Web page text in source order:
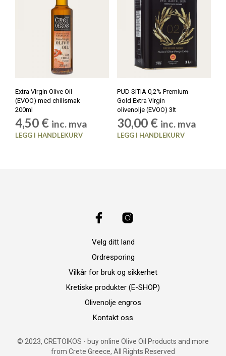
Extra Virgin Olive Oil
(EVOO) med chilismak
200ml
4,50 € inc. mva
LEGG I HANDLEKURV
PUD SITIA 0,2% Premium
Gold Extra Virgin
olivenolje (EVOO) 3lt
30,00 € inc. mva
LEGG I HANDLEKURV
Velg ditt land
Ordresporing
Vilkår for bruk og sikkerhet
Kretiske produkter (E-SHOP)
Olivenolje engros
Kontakt oss
© 2023, CRETOIKOS - buy online Olive Oil Products and more
from Crete Greece, All Rights Reserved